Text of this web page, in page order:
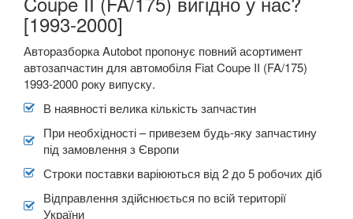
SKODA
SUBARU keyboard_arrow_down
SUZUKI
TESLA keyboard_arrow_down
TOYOTA keyboard_arrow_down
VOLKSWAGEN
[1993-2000]
Авторазборка Autobot пропонує повний асортимент
автозапчастин для автомобіля Fiat Coupe II (FA/175)
1993-2000 року випуску.
В наявності велика кількість запчастин
При необхідності – привезем будь-яку запчастину
під замовлення з Європи
Строки поставки варіюються від 2 до 5 робочих діб
Відправлення здійснюється по всій території
України